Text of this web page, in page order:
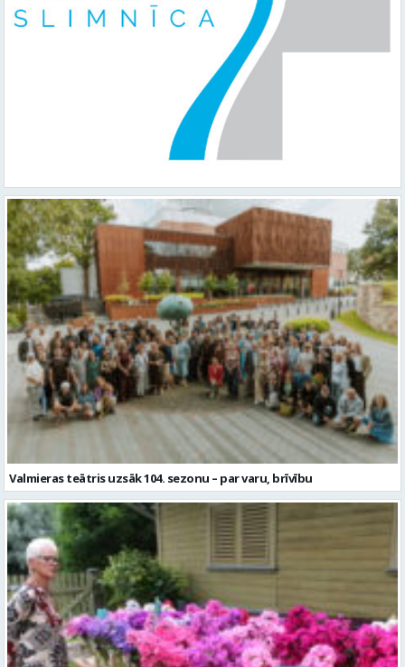
Valmieras teātris uzsāk 104. sezonu – par varu, brīvību